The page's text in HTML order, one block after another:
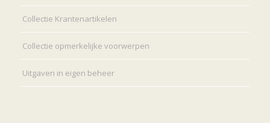
Collectie Krantenartikelen
Collectie opmerkelijke voorwerpen
Uitgaven in eigen beheer